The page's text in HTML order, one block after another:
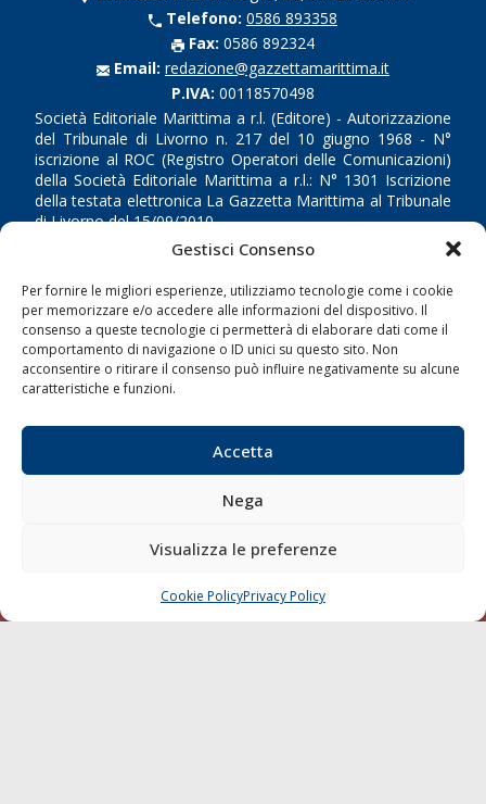
Gestisci Consenso
Per fornire le migliori esperienze, utilizziamo tecnologie come i cookie
per memorizzare e/o accedere alle informazioni del dispositivo. Il
consenso a queste tecnologie ci permetterà di elaborare dati come il
comportamento di navigazione o ID unici su questo sito. Non
acconsentire o ritirare il consenso può influire negativamente su alcune
caratteristiche e funzioni.
Accetta
Nega
Visualizza le preferenze
Cookie PolicyPrivacy Policy
Telefono: 0586 893358
Fax: 0586 892324
Email: redazione@gazzettamarittima.it
P.IVA: 00118570498
Società Editoriale Marittima a r.l. (Editore) - Autorizzazione
del Tribunale di Livorno n. 217 del 10 giugno 1968 - N°
iscrizione al ROC (Registro Operatori delle Comunicazioni)
della Società Editoriale Marittima a r.l.: N° 1301 Iscrizione
della testata elettronica La Gazzetta Marittima al Tribunale
di Livorno del 15/09/2010.
Shipping
Porti/Interporti
Varie
Sostenibilità
Diporto
Chi siamo
CHIAMA SCRIVI